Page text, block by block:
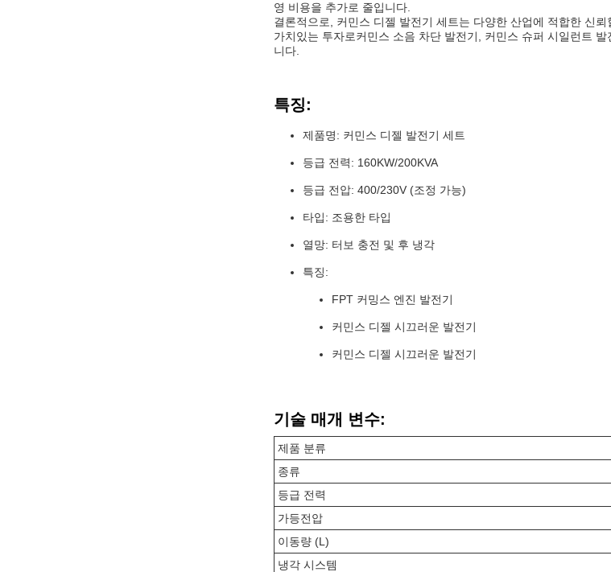
영 비용을 추가로 줄입니다.
결론적으로, 커민스 디젤 발전기 세트는 다양한 산업에 적합한 신
가치있는 투자로커민스 소음 차단 발전기, 커민스 슈퍼 시일런트
니다.
특징:
제품명: 커민스 디젤 발전기 세트
등급 전력: 160KW/200KVA
등급 전압: 400/230V (조정 가능)
타입: 조용한 타입
열망: 터보 충전 및 후 냉각
특징:
FPT 커밍스 엔진 발전기
커민스 디젤 시끄러운 발전기
커민스 디젤 시끄러운 발전기
기술 매개 변수:
제품 분류
종류
등급 전력
가등전압
이동량 (L)
냉각 시스템